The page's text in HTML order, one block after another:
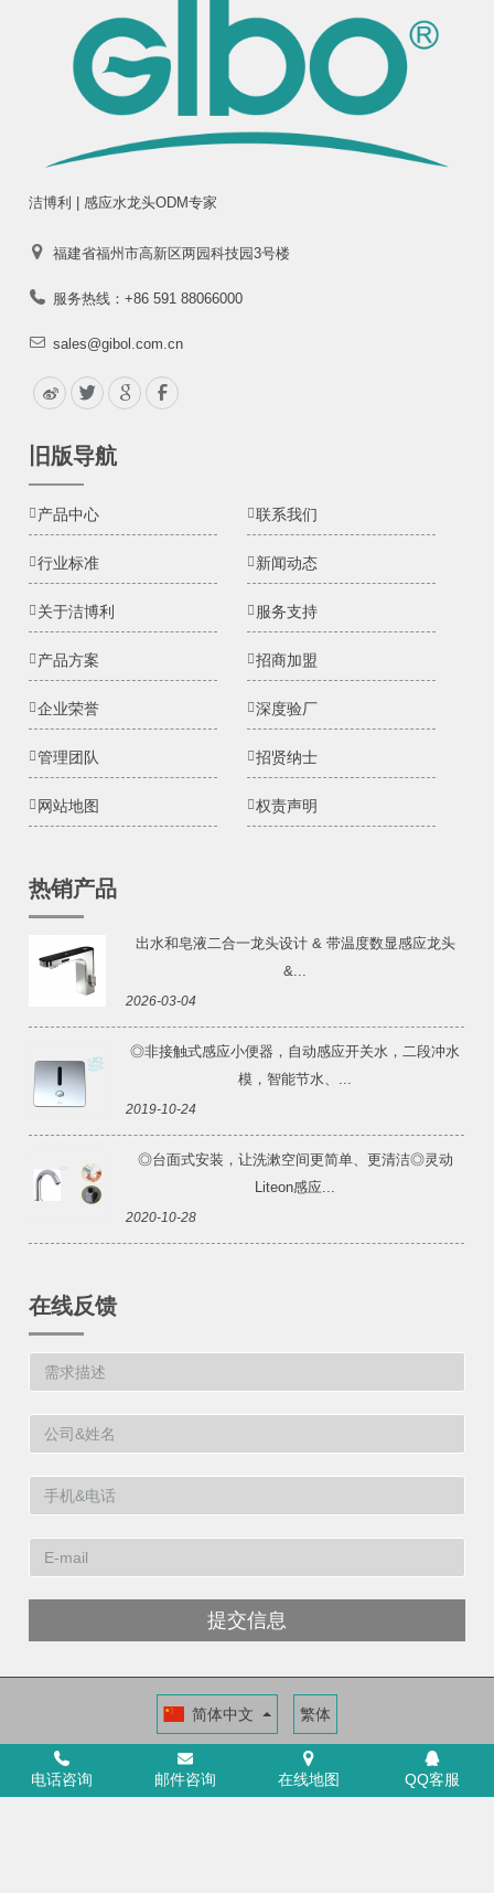
洁博利 | 感应水龙头ODM专家
福建省福州市高新区两园科技园3号楼
服务热线：+86 591 88066000
sales@gibol.com.cn
旧版导航
产品中心 联系我们
行业标准 新闻动态
关于洁博利 服务支持
产品方案 招商加盟
企业荣誉 深度验厂
管理团队 招贤纳士
网站地图 权责声明
热销产品
出水和皂液二合一龙头设计 & 带温度数显感应龙头
&...
2026-03-04
◎非接触式感应小便器，自动感应开关水，二段冲水
模，智能节水、...
2019-10-24
◎台面式安装，让洗漱空间更简单、更清洁◎灵动
Liteon感应...
2020-10-28
在线反馈
提交信息
简体中文 繁体
福建洁博利厨卫科技有限公司
福建省福州市高新区两园科技园3号楼
+86 591 88066000
电话咨询 邮件咨询 在线地图 QQ客服